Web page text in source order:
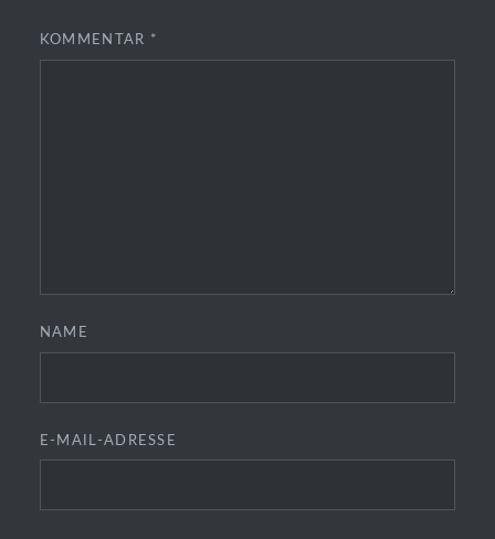
KOMMENTAR *
NAME
E-MAIL-ADRESSE